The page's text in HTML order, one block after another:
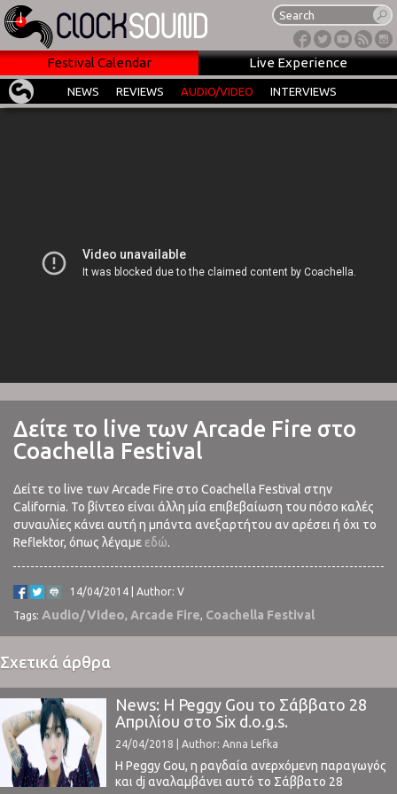
Festival Calendar Live Experience
NEWS REVIEWS AUDIO/VIDEO INTERVIEWS
Δείτε το live των Arcade Fire στο
Coachella Festival
Δείτε το live των Arcade Fire στο Coachella Festival στην
California. Το βίντεο είναι άλλη μία επιβεβαίωση του πόσο καλές
συναυλίες κάνει αυτή η μπάντα ανεξαρτήτου αν αρέσει ή όχι το
Reflektor, όπως λέγαμε εδώ.
14/04/2014 | Author: V
Tags: Audio/Video, Arcade Fire, Coachella Festival
Σχετικά άρθρα
News: H Peggy Gou το Σάββατο 28
Απριλίου στο Six d.o.g.s.
24/04/2018 | Author: Anna Lefka
H Peggy Gou, η ραγδαία ανερχόμενη παραγωγός
και dj αναλαμβάνει αυτό το Σάββατο 28